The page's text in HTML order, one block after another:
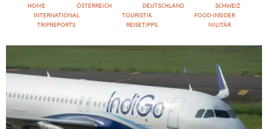
HOME ÖSTERREICH DEUTSCHLAND
SCHWEIZ
INTERNATIONAL
TOURISTIK
FOOD-INSIDER
TRIPREPORTS
REISETIPPS MILITÄR